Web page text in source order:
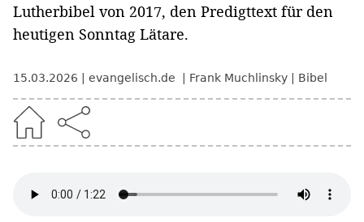
Lutherbibel von 2017, den Predigttext für den
heutigen Sonntag Lätare.
15.03.2026 evangelisch.de Frank Muchlinsky Bibel